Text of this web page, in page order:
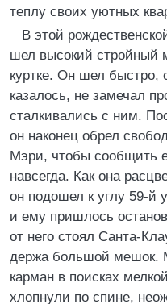
теплу своих уютных
В этой
шел высокий стройный
куртке. Он шел быстро,
казалось, не замечал
сталкивались с ним.
он наконец обрел
Мэри, чтобы сообщить
навсегда. Как она
он подошел к углу 59-й
и ему пришлось
от него стоял Санта-
держа большой мешок.
карман в поисках
хлопнули по спине,